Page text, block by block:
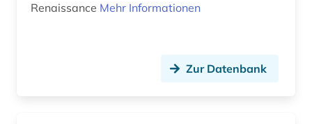
rezeption (1)
spätmittelalter (1)
Renaissance Mehr Informationen
Zur Datenbank